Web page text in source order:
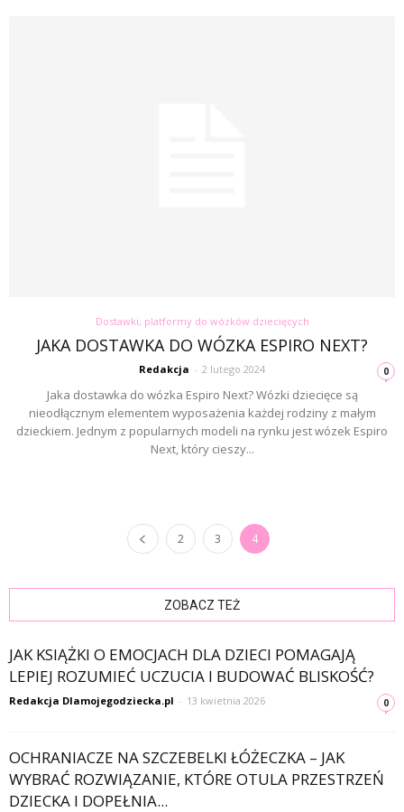
Dostawki, platformy do wózków dziecięcych
JAKA DOSTAWKA DO WÓZKA ESPIRO NEXT?
Redakcja - 2 lutego 2024 0
Jaka dostawka do wózka Espiro Next? Wózki dziecięce są
nieodłącznym elementem wyposażenia każdej rodziny z małym
dzieckiem. Jednym z popularnych modeli na rynku jest wózek Espiro
Next, który cieszy...
2 3 4
ZOBACZ TEŻ
JAK KSIĄŻKI O EMOCJACH DLA DZIECI POMAGAJĄ
LEPIEJ ROZUMIEĆ UCZUCIA I BUDOWAĆ BLISKOŚĆ?
Redakcja Dlamojegodziecka.pl - 13 kwietnia 2026 0
OCHRANIACZE NA SZCZEBELKI ŁÓŻECZKA – JAK
WYBRAĆ ROZWIĄZANIE, KTÓRE OTULA PRZESTRZEŃ
DZIECKA I DOPEŁNIA...